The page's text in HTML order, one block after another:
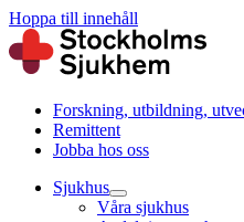
Hoppa till innehåll
Forskning, utbildning,
Remittent
Jobba hos oss
Sjukhus
Våra sjukhus